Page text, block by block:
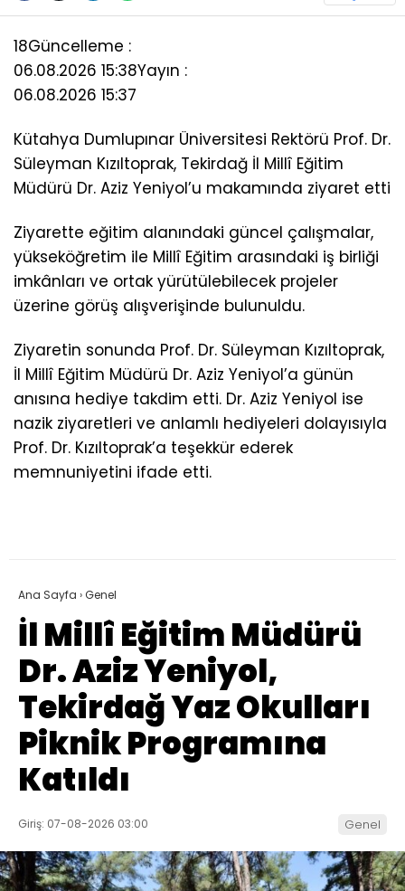
18Güncelleme :
06.08.2026 15:38Yayın :
06.08.2026 15:37
Kütahya Dumlupınar Üniversitesi Rektörü Prof. Dr.
Süleyman Kızıltoprak, Tekirdağ İl Millî Eğitim
Müdürü Dr. Aziz Yeniyol’u makamında ziyaret etti
Ziyarette eğitim alanındaki güncel çalışmalar,
yükseköğretim ile Millî Eğitim arasındaki iş birliği
imkânları ve ortak yürütülebilecek projeler
üzerine görüş alışverişinde bulunuldu.
Ziyaretin sonunda Prof. Dr. Süleyman Kızıltoprak,
İl Millî Eğitim Müdürü Dr. Aziz Yeniyol’a günün
anısına hediye takdim etti. Dr. Aziz Yeniyol ise
nazik ziyaretleri ve anlamlı hediyeleri dolayısıyla
Prof. Dr. Kızıltoprak’a teşekkür ederek
memnuniyetini ifade etti.
Ana Sayfa ›Genel
İl Millî Eğitim Müdürü
Dr. Aziz Yeniyol,
Tekirdağ Yaz Okulları
Piknik Programına
Katıldı
Giriş: 07-08-2026 03:00 Genel